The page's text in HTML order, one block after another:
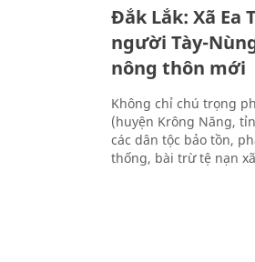
Đắk Lắk: Xã Ea
người Tày-
nông thôn mới
Không chỉ chú trọng
(huyện Krông Năng,
các dân tộc bảo tồn,
thống, bài trừ tệ nạn